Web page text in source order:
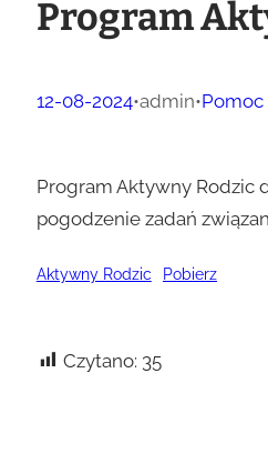
Program
12-08-2024•admin•Pomoc
Program Aktywny Rodzic
pogodzenie zadań
Aktywny Rodzic Pobierz
Czytano: 35